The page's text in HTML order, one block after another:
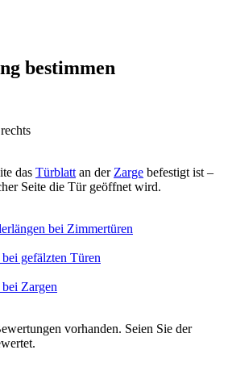
bestimmen
das Türblattan derZarge befestigt ist –
Seite die Tür geöffnet wird.
bei Zimmertüren
gefälzten Türen
Zargen
vorhanden. Seien Sie der